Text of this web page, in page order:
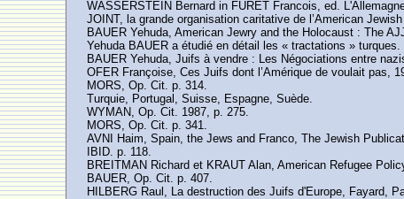
WASSERSTEIN Bernard in FURET Francois, ed.
JOINT, la grande organisation caritative de l’American
BAUER Yehuda, American Jewry and the Holocaust : The
Yehuda BAUER a étudié en détail les « tractations » turques.
BAUER Yehuda, Juifs à vendre : Les Négociations entre
OFER Françoise, Ces Juifs dont l’Amérique de voulait pas,
MORS, Op. Cit. p. 314.
Turquie, Portugal, Suisse, Espagne, Suède.
WYMAN, Op. Cit. 1987, p. 275.
MORS, Op. Cit. p. 341.
AVNI Haim, Spain, the Jews and Franco, The Jewish
IBID. p. 118.
BREITMAN Richard et KRAUT Alan, American Refugee
BAUER, Op. Cit. p. 407.
HILBERG Raul, La destruction des Juifs d'Europe, Fayard,